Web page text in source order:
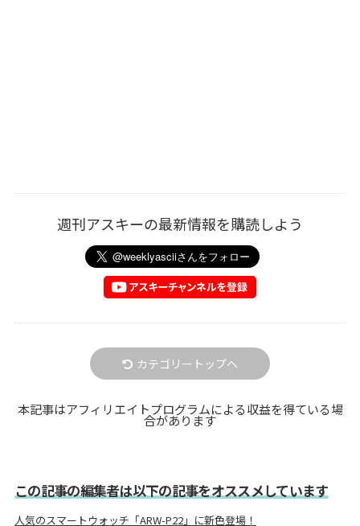
週刊アスキーの最新情報を購読しよう
カテゴリートップへ
本記事はアフィリエイトプログラムによる収益を得ている場
合があります
この記事の編集者は以下の記事をオススメしています
人気のスマートウォッチ「ARW-P22」に新色登場！